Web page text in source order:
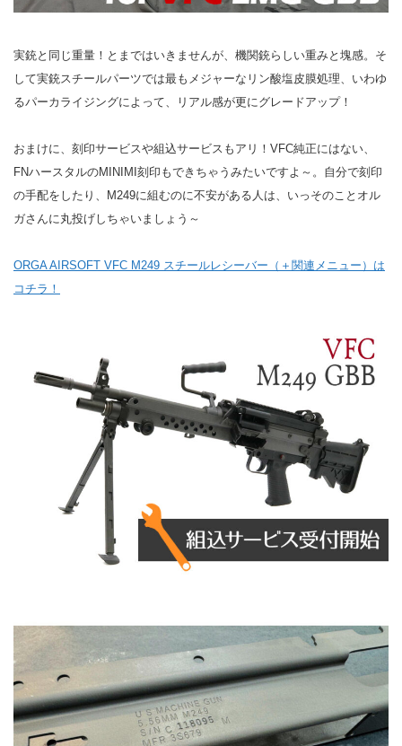
実銃と同じ重量！とまではいきませんが、機関銃らしい重みと塊感。そ
して実銃スチールパーツでは最もメジャーなリン酸塩皮膜処理、いわゆ
るパーカライジングによって、リアル感が更にグレードアップ！
おまけに、刻印サービスや組込サービスもアリ！VFC純正にはない、
FNハースタルのMINIMI刻印もできちゃうみたいですよ～。自分で刻印
の手配をしたり、M249に組むのに不安がある人は、いっそのことオル
ガさんに丸投げしちゃいましょう～
ORGA AIRSOFT VFC M249 スチールレシーバー（＋関連メニュー）は
コチラ！